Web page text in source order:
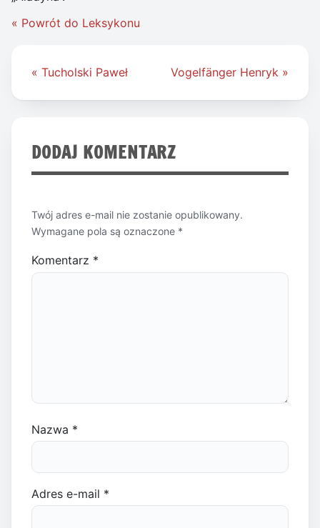
« Powrót do Leksykonu
Nawigacja
« Tucholski Paweł Vogelfänger Henryk »
DODAJ KOMENTARZ
Twój adres e-mail nie zostanie opublikowany.
Wymagane pola są oznaczone *
Komentarz *
Nazwa *
Adres e-mail *